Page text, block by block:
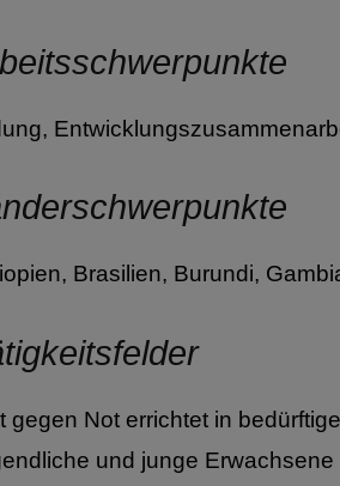
Brasilien, Burundi,
gegen Not errichtet in
und junge